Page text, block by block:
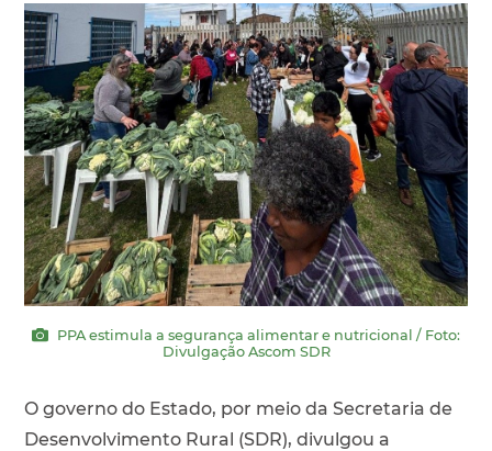
PPA estimula a segurança alimentar e nutricional / Foto:
Divulgação Ascom SDR
O governo do Estado, por meio da Secretaria de
Desenvolvimento Rural (SDR), divulgou a